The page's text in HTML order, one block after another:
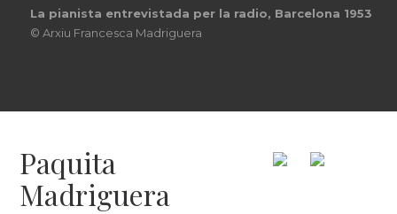
La pianista entrevistada per la radio, Barcelona 1953
© Arxiu Francesca Madriguera
Paquita
Madriguera